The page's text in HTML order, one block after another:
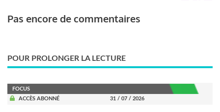
Pas encore de commentaires
POUR PROLONGER LA LECTURE
FOCUS
ACCÈS ABONNÉ
31 / 07 / 2026